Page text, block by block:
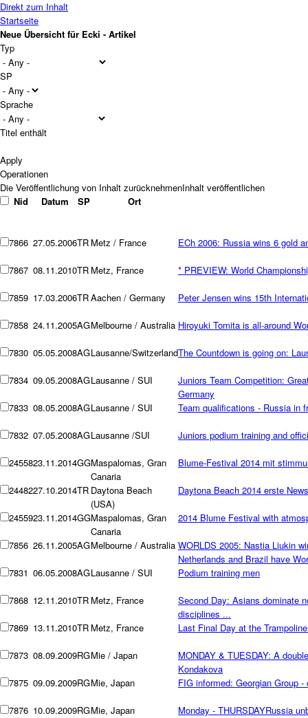
Direkt zum Inhalt
Startseite
Neue Übersicht für Ecki - Artikel
Typ
SP
Sprache
Titel enthält
Operationen
Nid Datum SP Ort
7866 27.05.2006TR Metz / France ECh 2006: Russia wins 6 gold
7867 08.11.2010TR Metz, France * PREVIEW: World
7859 17.03.2006TRAachen / Germany Peter Jensen wins 15th
7858 24.11.2005AGMelbourne / Australia Hiroyuki Tomita is all-around
7830 05.05.2008AGLausanne/SwitzerlandThe Countdown is going on:
7834 09.05.2008AGLausanne / SUI
Juniors Team Competition:
Germany
7833 08.05.2008AGLausanne / SUI Team qualifications - Russia in
7832 07.05.2008AGLausanne /SUI Juniors podium training and
2455823.11.2014GGMaspalomas, Gran
Canaria
Blume-Festival 2014 mit
2448227.10.2014TR Daytona Beach
(USA)
Daytona Beach 2014 erste News
2455923.11.2014GGMaspalomas, Gran
Canaria
2014 Blume Festival with
7856 26.11.2005AGMelbourne / Australia WORLDS 2005: Nastia Liukin
Netherlands and Brazil have
7831 06.05.2008AGLausanne / SUI Podium training men
7868 12.11.2010TR Metz, France
Second Day: Asians dominate
disciplines ...
7869 13.11.2010TR Metz, France Last Final Day at the
7873 08.09.2009RGMie / Japan
MONDAY & TUESDAY: A
Kondakova
7875 09.09.2009RGMie, Japan FIG informed: Georgian Group
7876 10.09.2009RGMie, Japan
Monday - THURSDAYRussia